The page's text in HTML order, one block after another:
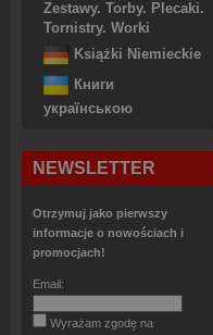
Zestawy. Torby. Plecaki.
Tornistry. Worki
Książki Niemieckie
Книги
українською
NEWSLETTER
Otrzymuj jako pierwszy
informacje o nowościach i
promocjach!
Email:
Wyrażam zgodę na